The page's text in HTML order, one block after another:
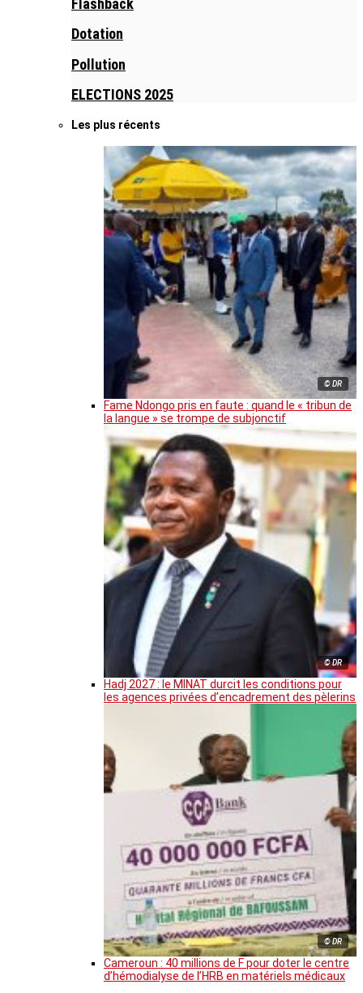
Flashback
Dotation
Pollution
ELECTIONS 2025
Les plus récents
© DR
Fame Ndongo pris en faute : quand le « tribun de
la langue » se trompe de subjonctif
© DR
Hadj 2027 : le MINAT durcit les conditions pour
les agences privées d’encadrement des pèlerins
© DR
Cameroun : 40 millions de F pour doter le centre
d’hémodialyse de l’HRB en matériels médicaux